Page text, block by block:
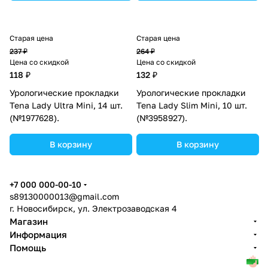
Старая цена
237 ₽
Цена со скидкой
118 ₽
Урологические прокладки
Tena Lady Ultra Mini, 14 шт.
(№1977628).
В корзину
Старая цена
264 ₽
Цена со скидкой
132 ₽
Урологические прокладки
Tena Lady Slim Mini, 10 шт.
(№3958927).
В корзину
+7 000 000-00-10
s89130000013@gmail.com
г. Новосибирск, ул. Электрозаводская 4
Магазин
Информация
Помощь